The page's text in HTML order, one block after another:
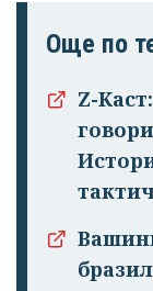
Още по
Z-